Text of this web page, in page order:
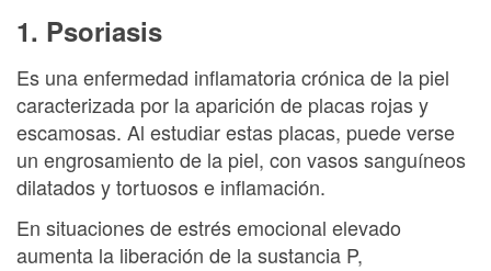
1. Psoriasis
Es una enfermedad inflamatoria crónica de la piel
caracterizada por la aparición de placas rojas y
escamosas. Al estudiar estas placas, puede verse
un engrosamiento de la piel, con vasos sanguíneos
dilatados y tortuosos e inflamación.
En situaciones de estrés emocional elevado
aumenta la liberación de la sustancia P,